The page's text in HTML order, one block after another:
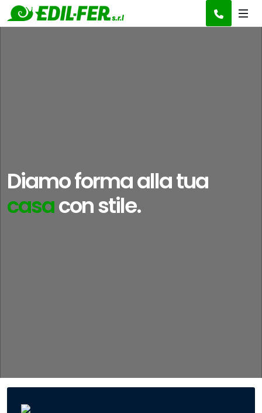
Diamo forma alla tua
con stile.